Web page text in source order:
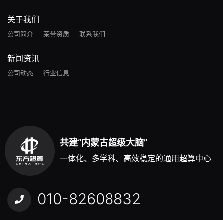
关于我们
公司简介 荣誉资质 联系我们
新闻资讯
公司动态 行业信息
共建“内蒙古超级大脑”
一体化、多学科、高效稳定的通用超算中心
010-82608832